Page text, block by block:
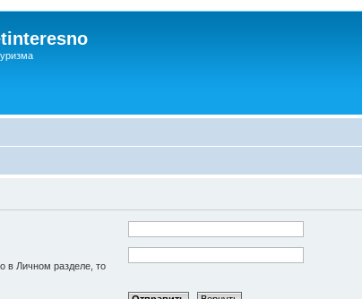
в Личном разделе, то